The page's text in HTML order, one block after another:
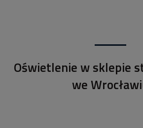
Oświetlenie w sklepie
we